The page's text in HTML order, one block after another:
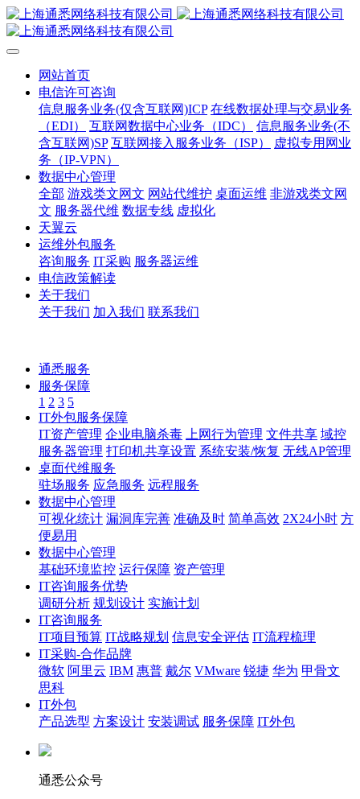
网站首页
电信许可咨询
信息服务业务(仅含互联网)ICP 在线数据处理与交易业务
（EDI）
互联网数据中心业务（IDC）
信息服务业务(不
含互联网)SP 互联网接入服务业务（ISP）
虚拟专用网业
务（IP-VPN）
数据中心管理
全部 游戏类文网文 网站代维护 桌面运维 非游戏类文网
文 服务器代维 数据专线 虚拟化
天翼云
运维外包服务
咨询服务 IT采购 服务器运维
电信政策解读
关于我们
关于我们 加入我们 联系我们
通悉服务
服务保障
1 2 3 5
IT外包服务保障
IT资产管理 企业电脑杀毒 上网行为管理 文件共享 域控
服务器管理 打印机共享设置 系统安装/恢复 无线AP管理
桌面代维服务
驻场服务 应急服务 远程服务
数据中心管理
可视化统计 漏洞库完善 准确及时 简单高效 2X24小时 方
便易用
数据中心管理
基础环境监控 运行保障 资产管理
IT咨询服务优势
调研分析 规划设计 实施计划
IT咨询服务
IT项目预算 IT战略规划 信息安全评估 IT流程梳理
IT采购-合作品牌
微软 阿里云 IBM 惠普 戴尔 VMware 锐捷 华为 甲骨文
思科
IT外包
产品选型 方案设计 安装调试 服务保障 IT外包
通悉公众号